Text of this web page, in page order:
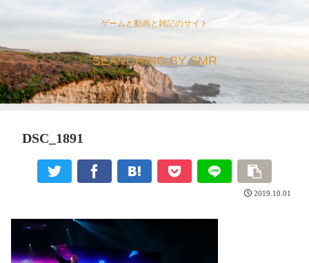
ゲームと動画と雑記のサイト
SEARCHING BY SMR
DSC_1891
2019.10.01